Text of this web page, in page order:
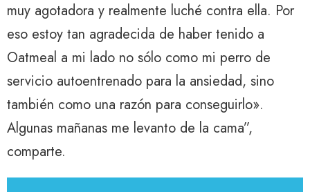
muy agotadora y realmente luché contra ella. Por
eso estoy tan agradecida de haber tenido a
Oatmeal a mi lado no sólo como mi perro de
servicio autoentrenado para la ansiedad, sino
también como una razón para conseguirlo».
Algunas mañanas me levanto de la cama”,
comparte.